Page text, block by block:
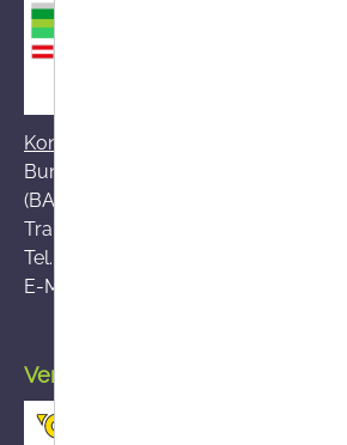
Kontakt zum BASG
Bundesamt für Sicherheit im
(BASG), AGES-Medizinmarktaufsicht
Traisengasse 5, A-1200 Wien
Tel.:
E-Mail:
Versand durch die